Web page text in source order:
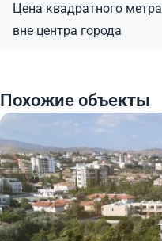
Цена квадратного метра
вне центра города
Похожие объекты